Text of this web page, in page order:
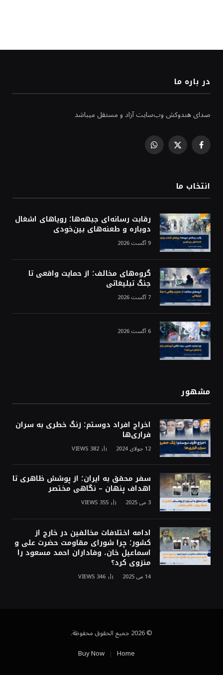
در باره ما
صدای هندوکش وب‌سایت آزاد و مستقل میباشد
Facebook
X
WhatsApp
انتخاب ما
رقابت رسانه‌ای جبهه‌ها؛ رویاهای اشغال
دوباره و طعنه‌های بین‌خودی
9 آگست 2026
گروه‌های مخالف؛ از حمایت واقعی تا
جنگ تبلیغاتی
7 آگست 2026
6 آگست 2026
مشهور
اخراج افراد دوستم؛ زنگ خطری به سران
فراری‌ها
12 جولای 2024 382
VIEWS
سفر محقق به ایران؛ از پوشش ظاهری تا
اهداف پنهان – نگاهی مختصر
3 می 2025 355
VIEWS
ادامه اختلافات مخالفین در خارج از
کشور؛ چرا شورای مقاومت حضرت علی و
اسماعیل خان، وفاداران احمد مسعود را
منزوی کرد؟
14 می 2025 346
VIEWS
© 2026 جميع الحقوق محفوظة.
Home
Buy Now